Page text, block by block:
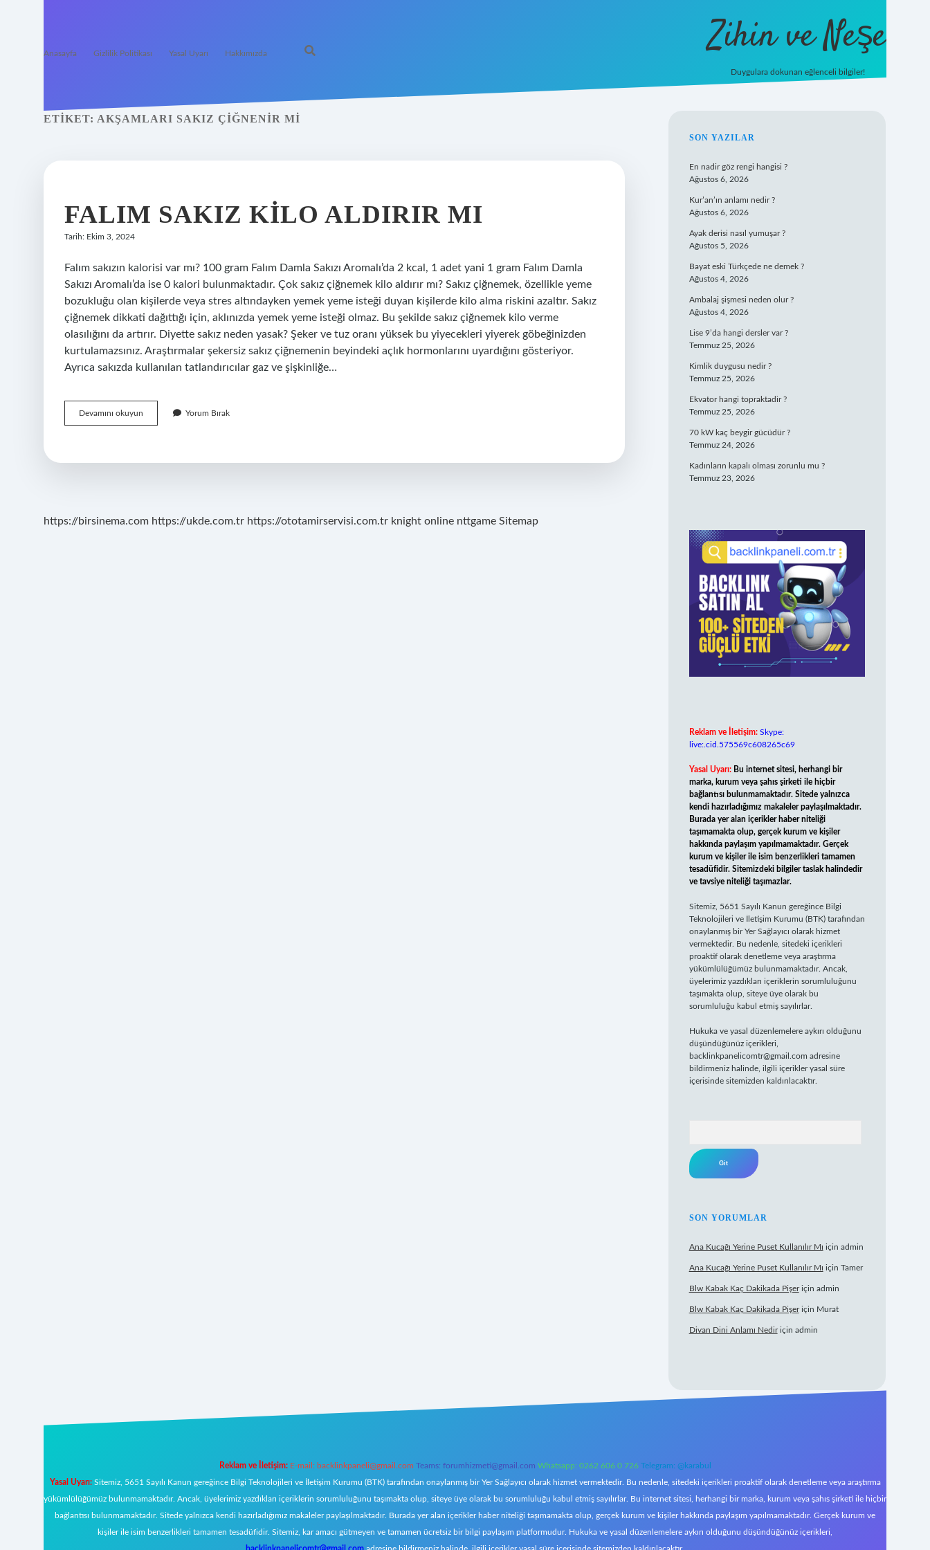
Anasayfa Gizlilik Politikası Yasal Uyarı Hakkımızda Zihin ve Neşe
Duygulara dokunan eğlenceli bilgiler!
ETIKET: AKŞAMLARI SAKIZ ÇIĞNENIR MI
FALIM SAKIZ KILO ALDIRIR MI
Tarih: Ekim 3, 2024
Falım sakızın kalorisi var mı? 100 gram Falım Damla Sakızı Aromalı’da 2 kcal, 1 adet yani 1 gram Falım Damla
Sakızı Aromalı’da ise 0 kalori bulunmaktadır. Çok sakız çiğnemek kilo aldırır mı? Sakız çiğnemek, özellikle yeme
bozukluğu olan kişilerde veya stres altındayken yemek yeme isteği duyan kişilerde kilo alma riskini azaltır. Sakız
çiğnemek dikkati dağıttığı için, aklınızda yemek yeme isteği olmaz. Bu şekilde sakız çiğnemek kilo verme
olasılığını da artırır. Diyette sakız neden yasak? Şeker ve tuz oranı yüksek bu yiyecekleri yiyerek göbeğinizden
kurtulamazsınız. Araştırmalar şekersiz sakız çiğnemenin beyindeki açlık hormonlarını uyardığını gösteriyor.
Ayrıca sakızda kullanılan tatlandırıcılar gaz ve şişkinliğe…
Devamını okuyun
Sakız
Mı
Yorum Bırak
https://birsinema.com https://ukde.com.tr https://ototamirservisi.com.tr knight online nttgame Sitemap
SIDEBAR
SON YAZILAR
En nadir göz rengi hangisi ?
Ağustos 6, 2026
Kur’an’ın anlamı nedir ?
Ağustos 6, 2026
Ayak derisi nasıl yumuşar ?
Ağustos 5, 2026
Bayat eski Türkçede ne demek ?
Ağustos 4, 2026
Ambalaj şişmesi neden olur ?
Ağustos 4, 2026
Lise 9’da hangi dersler var ?
Temmuz 25, 2026
Kimlik duygusu nedir ?
Temmuz 25, 2026
Ekvator hangi topraktadir ?
Temmuz 25, 2026
70 kW kaç beygir gücüdür ?
Temmuz 24, 2026
Kadınların kapalı olması zorunlu mu ?
Temmuz 23, 2026
Reklam ve İletişim: Skype:
live:.cid.575569c608265c69
Yasal Uyarı: Bu internet sitesi, herhangi bir
marka, kurum veya şahıs şirketi ile hiçbir
bağlantısı bulunmamaktadır. Sitede yalnızca
kendi hazırladığımız makaleler paylaşılmaktadır.
Burada yer alan içerikler haber niteliği
taşımamakta olup, gerçek kurum ve kişiler
hakkında paylaşım yapılmamaktadır. Gerçek
kurum ve kişiler ile isim benzerlikleri tamamen
tesadüfidir. Sitemizdeki bilgiler taslak halindedir
ve tavsiye niteliği taşımazlar.
Sitemiz, 5651 Sayılı Kanun gereğince Bilgi
Teknolojileri ve İletişim Kurumu (BTK) tarafından
onaylanmış bir Yer Sağlayıcı olarak hizmet
vermektedir. Bu nedenle, sitedeki içerikleri
proaktif olarak denetleme veya araştırma
yükümlülüğümüz bulunmamaktadır. Ancak,
üyelerimiz yazdıkları içeriklerin sorumluluğunu
taşımakta olup, siteye üye olarak bu
sorumluluğu kabul etmiş sayılırlar.
Hukuka ve yasal düzenlemelere aykırı olduğunu
düşündüğünüz içerikleri,
backlinkpanelicomtr@gmail.com adresine
bildirmeniz halinde, ilgili içerikler yasal süre
içerisinde sitemizden kaldırılacaktır.
SON YORUMLAR
Ana Kucağı Yerine Puset Kullanılır Mı için admin
Ana Kucağı Yerine Puset Kullanılır Mı için Tamer
Blw Kabak Kaç Dakikada Pişeriçin admin
Blw Kabak Kaç Dakikada Pişeriçin Murat
Divan Dini Anlamı Nediriçin admin
Reklam ve İletişim: E-mail: backlinkpaneli@gmail.com Teams: forumhizmeti@gmail.com Whatsapp: 0262 606 0 726 Telegram: @karabul
Yasal Uyarı:Sitemiz, 5651 Sayılı Kanun gereğince Bilgi Teknolojileri ve İletişim Kurumu (BTK) tarafından onaylanmış bir Yer Sağlayıcı olarak hizmet vermektedir. Bu nedenle, sitedeki içerikleri proaktif olarak denetleme veya araştırma
yükümlülüğümüz bulunmamaktadır. Ancak, üyelerimiz yazdıkları içeriklerin sorumluluğunu taşımakta olup, siteye üye olarak bu sorumluluğu kabul etmiş sayılırlar. Bu internet sitesi, herhangi bir marka, kurum veya şahıs şirketi ile hiçbir
bağlantısı bulunmamaktadır. Sitede yalnızca kendi hazırladığımız makaleler paylaşılmaktadır. Burada yer alan içerikler haber niteliği taşımamakta olup, gerçek kurum ve kişiler hakkında paylaşım yapılmamaktadır. Gerçek kurum ve
kişiler ile isim benzerlikleri tamamen tesadüfidir. Sitemiz, kar amacı gütmeyen ve tamamen ücretsiz bir bilgi paylaşım platformudur. Hukuka ve yasal düzenlemelere aykırı olduğunu düşündüğünüz içerikleri,